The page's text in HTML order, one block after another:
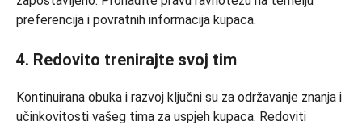
preferencija i povratnih informacija kupaca.
4. Redovito trenirajte svoj tim
Kontinuirana obuka i razvoj ključni su za održavanje znanja i
učinkovitosti vašeg tima za uspjeh kupaca. Redoviti